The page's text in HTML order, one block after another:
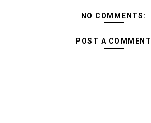
NO COMMENTS:
POST A COMMENT